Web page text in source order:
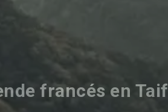
francés en Taif